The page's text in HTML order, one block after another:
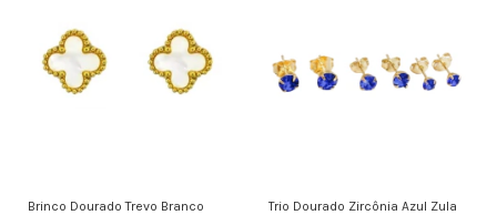
Brinco Dourado Trevo Branco Trio Dourado Zircônia Azul Zula